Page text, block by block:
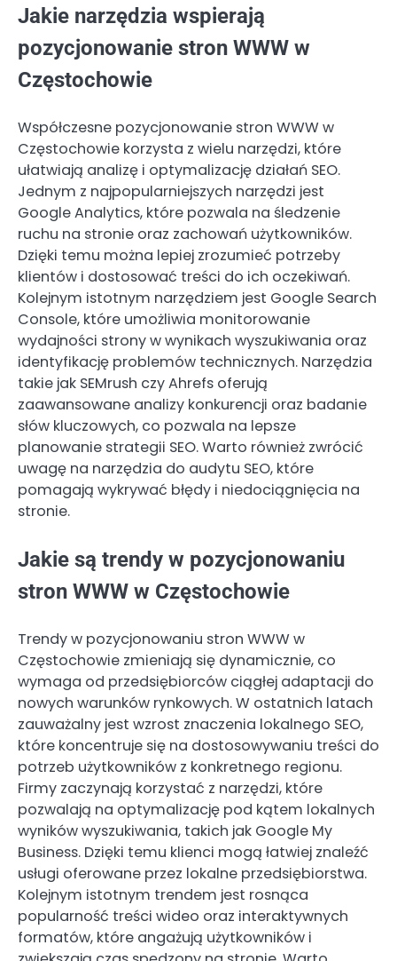
Jakie narzędzia wspierają
pozycjonowanie stron WWW w
Częstochowie
Współczesne pozycjonowanie stron WWW w
Częstochowie korzysta z wielu narzędzi, które
ułatwiają analizę i optymalizację działań SEO.
Jednym z najpopularniejszych narzędzi jest
Google Analytics, które pozwala na śledzenie
ruchu na stronie oraz zachowań użytkowników.
Dzięki temu można lepiej zrozumieć potrzeby
klientów i dostosować treści do ich oczekiwań.
Kolejnym istotnym narzędziem jest Google Search
Console, które umożliwia monitorowanie
wydajności strony w wynikach wyszukiwania oraz
identyfikację problemów technicznych. Narzędzia
takie jak SEMrush czy Ahrefs oferują
zaawansowane analizy konkurencji oraz badanie
słów kluczowych, co pozwala na lepsze
planowanie strategii SEO. Warto również zwrócić
uwagę na narzędzia do audytu SEO, które
pomagają wykrywać błędy i niedociągnięcia na
stronie.
Jakie są trendy w pozycjonowaniu
stron WWW w Częstochowie
Trendy w pozycjonowaniu stron WWW w
Częstochowie zmieniają się dynamicznie, co
wymaga od przedsiębiorców ciągłej adaptacji do
nowych warunków rynkowych. W ostatnich latach
zauważalny jest wzrost znaczenia lokalnego SEO,
które koncentruje się na dostosowywaniu treści do
potrzeb użytkowników z konkretnego regionu.
Firmy zaczynają korzystać z narzędzi, które
pozwalają na optymalizację pod kątem lokalnych
wyników wyszukiwania, takich jak Google My
Business. Dzięki temu klienci mogą łatwiej znaleźć
usługi oferowane przez lokalne przedsiębiorstwa.
Kolejnym istotnym trendem jest rosnąca
popularność treści wideo oraz interaktywnych
formatów, które angażują użytkowników i